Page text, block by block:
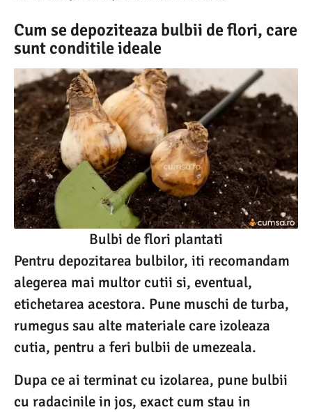
Cum se depoziteaza bulbii de flori, care
sunt conditile ideale
Bulbi de flori plantati
Pentru depozitarea bulbilor, iti recomandam
alegerea mai multor cutii si, eventual,
etichetarea acestora. Pune muschi de turba,
rumegus sau alte materiale care izoleaza
cutia, pentru a feri bulbii de umezeala.
Dupa ce ai terminat cu izolarea, pune bulbii
cu radacinile in jos, exact cum stau in